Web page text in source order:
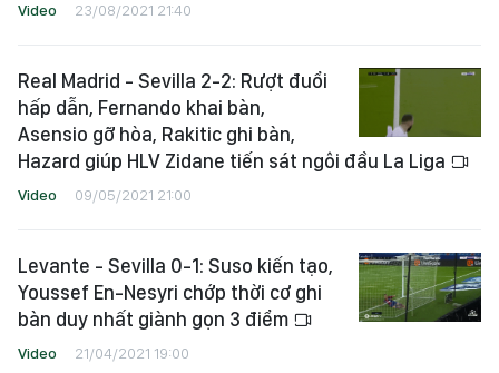
Video 23/08/2021 21:40
Real Madrid - Sevilla 2-2: Rượt đuổi
hấp dẫn, Fernando khai bàn,
Asensio gỡ hòa, Rakitic ghi bàn,
Hazard giúp HLV Zidane tiến sát ngôi đầu La Liga
Video 09/05/2021 21:00
Levante - Sevilla 0-1: Suso kiến tạo,
Youssef En-Nesyri chớp thời cơ ghi
bàn duy nhất giành gọn 3 điểm
Video 21/04/2021 19:00